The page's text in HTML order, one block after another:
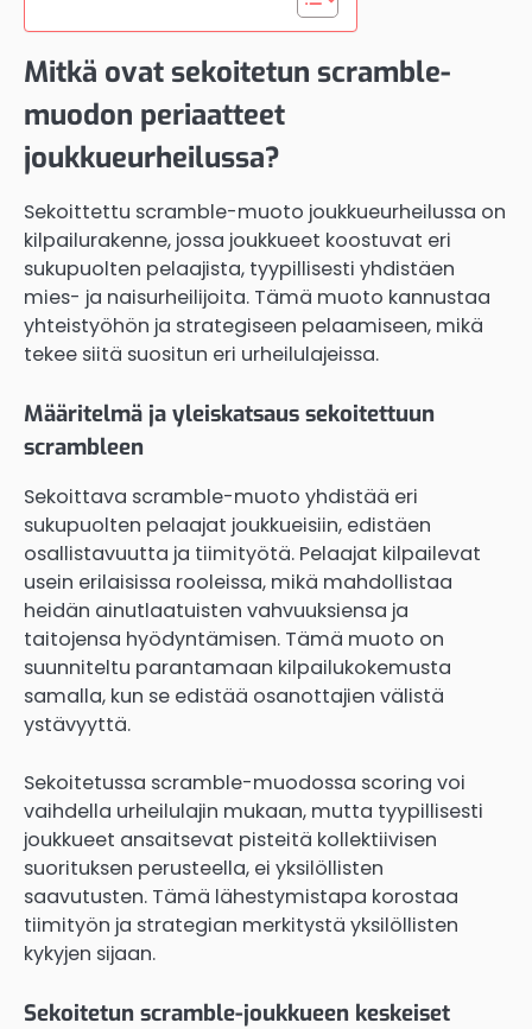
Mitkä ovat sekoitetun scramble-
muodon periaatteet
joukkueurheilussa?
Sekoittettu scramble-muoto joukkueurheilussa on
kilpailurakenne, jossa joukkueet koostuvat eri
sukupuolten pelaajista, tyypillisesti yhdistäen
mies- ja naisurheilijoita. Tämä muoto kannustaa
yhteistyöhön ja strategiseen pelaamiseen, mikä
tekee siitä suositun eri urheilulajeissa.
Määritelmä ja yleiskatsaus sekoitettuun
scrambleen
Sekoittava scramble-muoto yhdistää eri
sukupuolten pelaajat joukkueisiin, edistäen
osallistavuutta ja tiimityötä. Pelaajat kilpailevat
usein erilaisissa rooleissa, mikä mahdollistaa
heidän ainutlaatuisten vahvuuksiensa ja
taitojensa hyödyntämisen. Tämä muoto on
suunniteltu parantamaan kilpailukokemusta
samalla, kun se edistää osanottajien välistä
ystävyyttä.
Sekoitetussa scramble-muodossa scoring voi
vaihdella urheilulajin mukaan, mutta tyypillisesti
joukkueet ansaitsevat pisteitä kollektiivisen
suorituksen perusteella, ei yksilöllisten
saavutusten. Tämä lähestymistapa korostaa
tiimityön ja strategian merkitystä yksilöllisten
kykyjen sijaan.
Sekoitetun scramble-joukkueen keskeiset